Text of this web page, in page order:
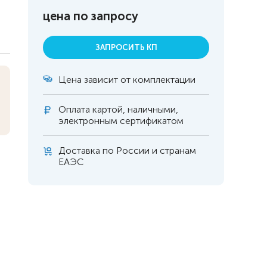
цена по запросу
ЗАПРОСИТЬ КП
Цена зависит от комплектации
Оплата картой, наличными,
электронным сертификатом
Доставка по России и странам
ЕАЭС